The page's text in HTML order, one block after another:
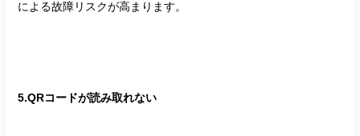
による故障リスクが高まります。
5.QRコードが読み取れない